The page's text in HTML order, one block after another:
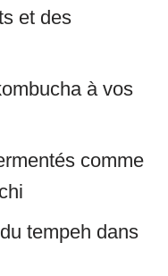
et des
à vos
comme
tempeh dans